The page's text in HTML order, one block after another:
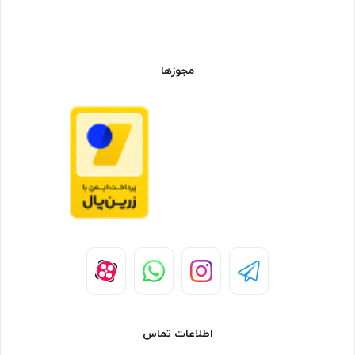
مجوزها
اطلاعات تماس